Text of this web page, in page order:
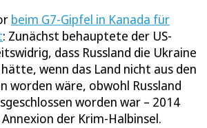
beim G7-Gipfel in Kanada für
: Zunächst behauptete der US-
dass Russland die Ukraine
wenn das Land nicht aus den
worden wäre, obwohl Russland
worden war – 2014
der Krim-Halbinsel.